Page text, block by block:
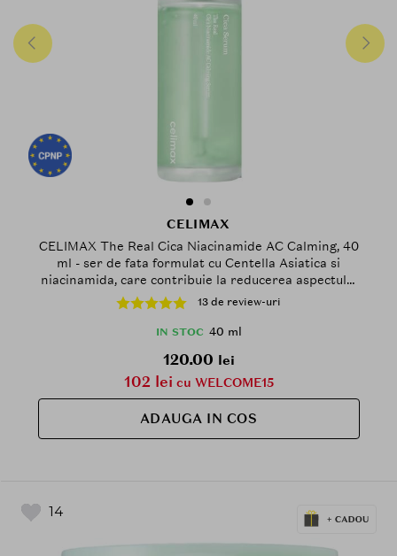
CELIMAX
CELIMAX The Real Cica Niacinamide AC Calming, 40
ml - ser de fata formulat cu Centella Asiatica si
niacinamida, care contribuie la reducerea aspectului
de roseata si la imbunatatirea vizibila a pielii dupa
episoade de dezechilibru
13 de review-uri
IN STOC 40 ml
120.00 lei
102 lei cu WELCOME15
ADAUGA IN COS
14